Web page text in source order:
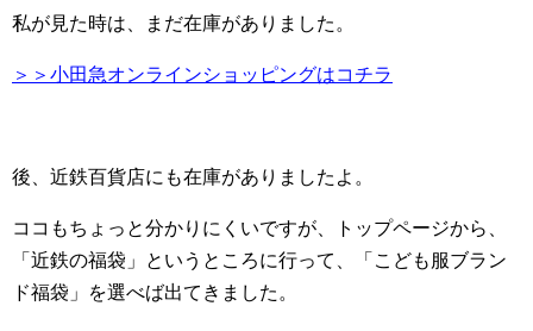
私が見た時は、まだ在庫がありました。
＞＞小田急オンラインショッピングはコチラ
後、近鉄百貨店にも在庫がありましたよ。
ココもちょっと分かりにくいですが、トップページから、
「近鉄の福袋」というところに行って、「こども服ブラン
ド福袋」を選べば出てきました。